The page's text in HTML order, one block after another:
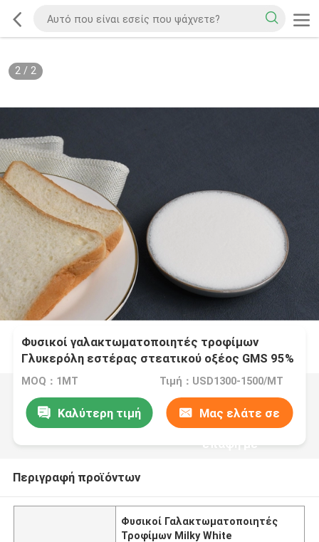
2/ 2
Φυσικοί γαλακτωματοποιητές τροφίμων
Γλυκερόλη εστέρας στεατικού οξέος GMS 95%
Plam Oil Base E471
MOQ：1MT Τιμή：USD1300-1500/MT
Καλύτερη τιμή Μας ελάτε σε
επαφή με
Περιγραφή προϊόντων
Φυσικοί Γαλακτωματοποιητές
Τροφίμων Milky White